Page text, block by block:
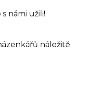
námi užili!
náležitě